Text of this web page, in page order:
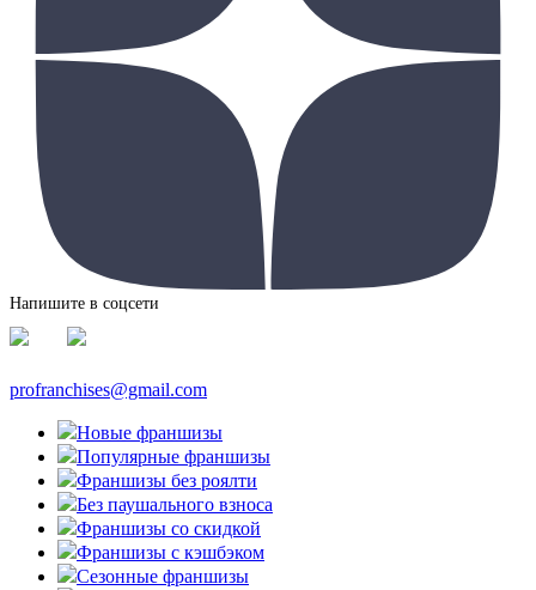
Напишите в соцсети
profranchises@gmail.com
Новые франшизы
Популярные франшизы
Франшизы без роялти
Без паушального взноса
Франшизы со скидкой
Франшизы с кэшбэком
Сезонные франшизы